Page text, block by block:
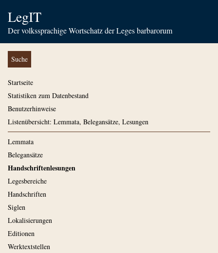
LegIT
Der volkssprachige Wortschatz der Leges barbarorum
Suche
Startseite
Statistiken zum Datenbestand
Benutzerhinweise
Listenübersicht: Lemmata, Belegansätze, Lesungen
Lemmata
Belegansätze
Handschriftenlesungen
Legesbereiche
Handschriften
Siglen
Lokalisierungen
Editionen
Werktextstellen